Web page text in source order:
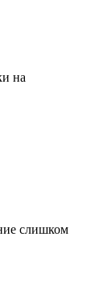
на
слишком